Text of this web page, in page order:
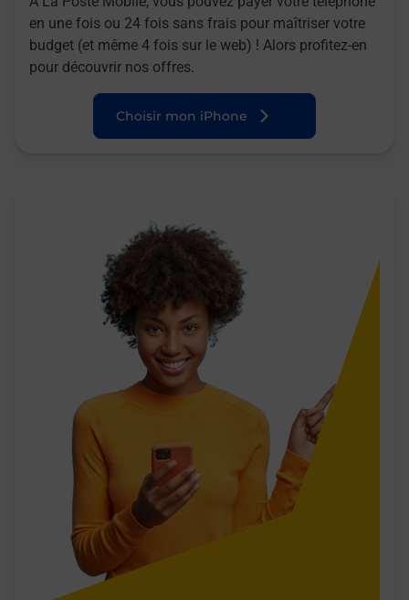
en une fois ou 24 fois sans frais pour maîtriser votre
budget (et même 4 fois sur le web) ! Alors profitez-en
pour découvrir nos offres.
Choisir mon iPhone